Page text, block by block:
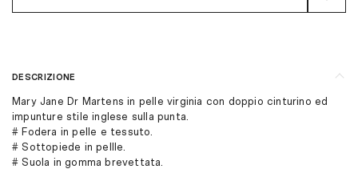
DESCRIZIONE
Mary Jane Dr Martens in pelle virginia con doppio cinturino ed
impunture stile inglese sulla punta.
# Fodera in pelle e tessuto.
# Sottopiede in pellle.
# Suola in gomma brevettata.